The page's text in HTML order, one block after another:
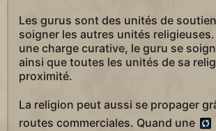
Les gurus sont des unités de
soigner les autres unités
une charge curative, le guru se
ainsi que toutes les unités de sa
proximité.
La religion peut aussi se propager
routes commerciales. Quand une